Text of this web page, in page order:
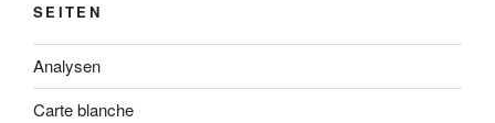
SEITEN
Analysen
Carte blanche